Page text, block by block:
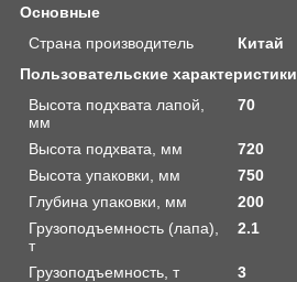
Основные
Страна производитель
Китай
Пользовательские характеристики
Высота подхвата лапой,
мм
70
Высота подхвата, мм
720
Высота упаковки, мм
750
Глубина упаковки, мм
200
Грузоподъемность (лапа),
т
2.1
Грузоподъемность, т
3